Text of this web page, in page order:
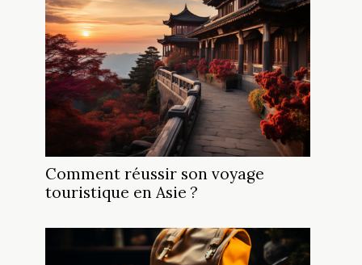
Comment réussir son voyage
touristique en Asie ?